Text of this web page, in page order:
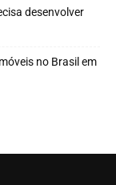
desenvolver
no Brasil em